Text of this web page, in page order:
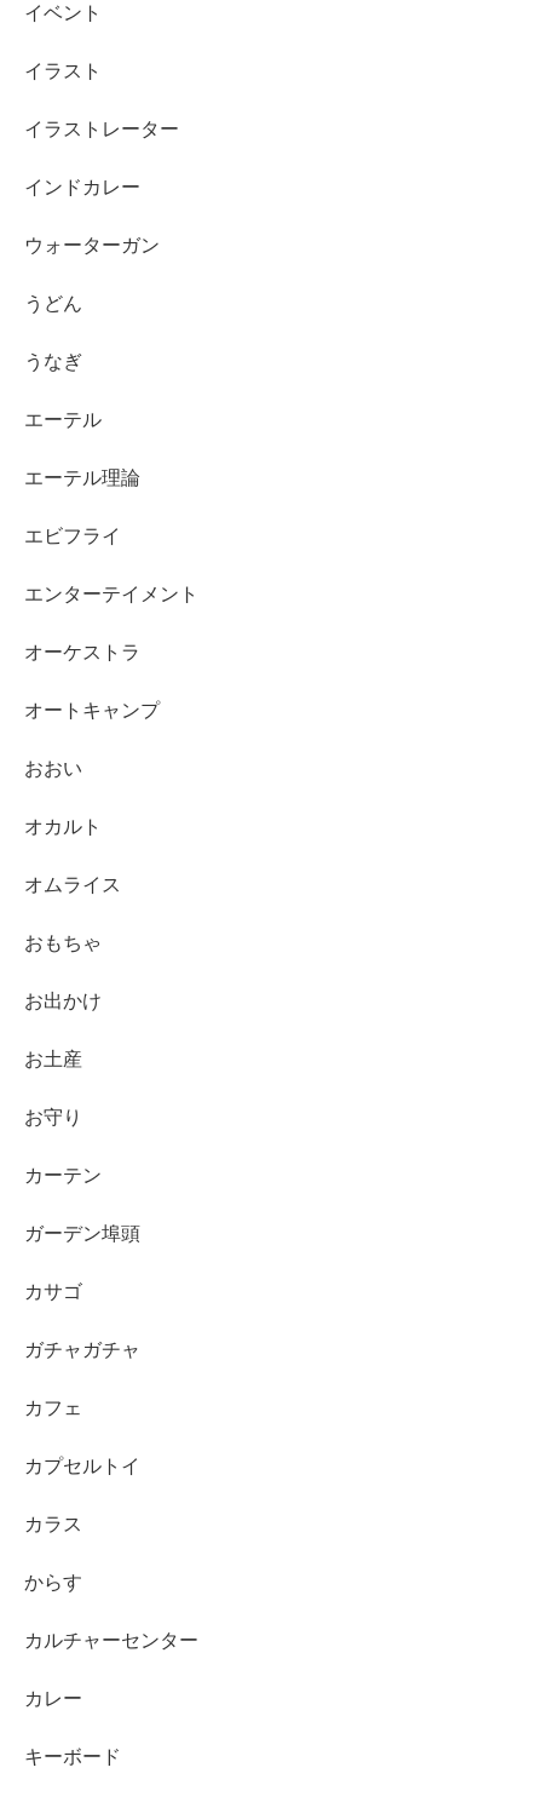
イベント
イラスト
イラストレーター
インドカレー
ウォーターガン
うどん
うなぎ
エーテル
エーテル理論
エビフライ
エンターテイメント
オーケストラ
オートキャンプ
おおい
オカルト
オムライス
おもちゃ
お出かけ
お土産
お守り
カーテン
ガーデン埠頭
カサゴ
ガチャガチャ
カフェ
カプセルトイ
カラス
からす
カルチャーセンター
カレー
キーボード